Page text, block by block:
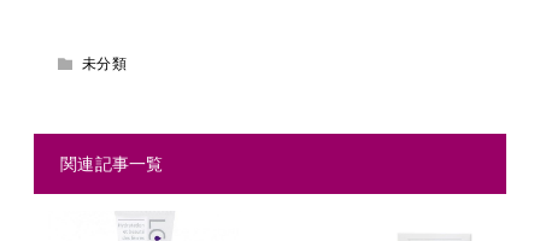
未分類
関連記事一覧